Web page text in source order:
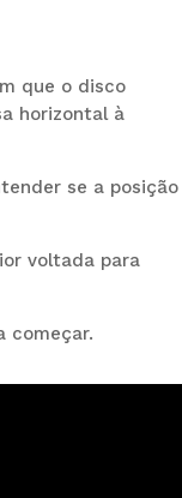
que o disco
horizontal à
se a posição
voltada para
começar.